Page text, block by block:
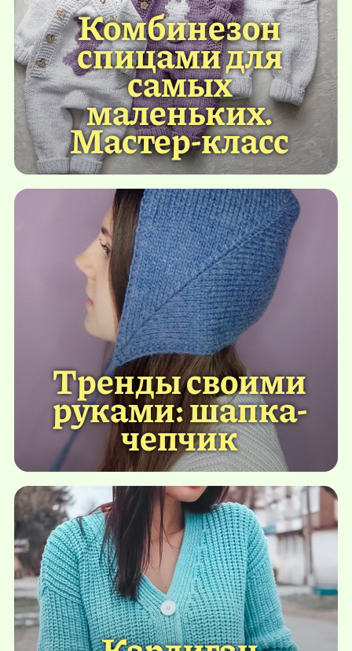
Комбинезон
спицами для
самых
маленьких.
Мастер-класс
Тренды своими
руками: шапка-
чепчик